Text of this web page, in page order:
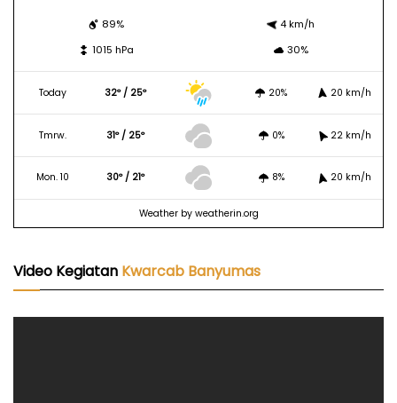
89%
4 km/h
1015 hPa
30%
Today 32º / 25º 20% 20 km/h
Tmrw. 31º / 25º 0% 22 km/h
Mon. 10 30º / 21º 8% 20 km/h
Weatherby weatherin.org
Video Kegiatan Kwarcab Banyumas